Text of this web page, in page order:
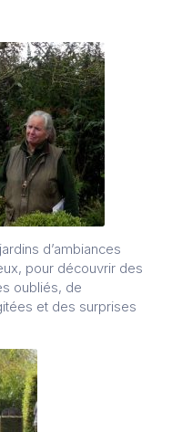
d’ambiances
pour découvrir des
oubliés, de
et des surprises